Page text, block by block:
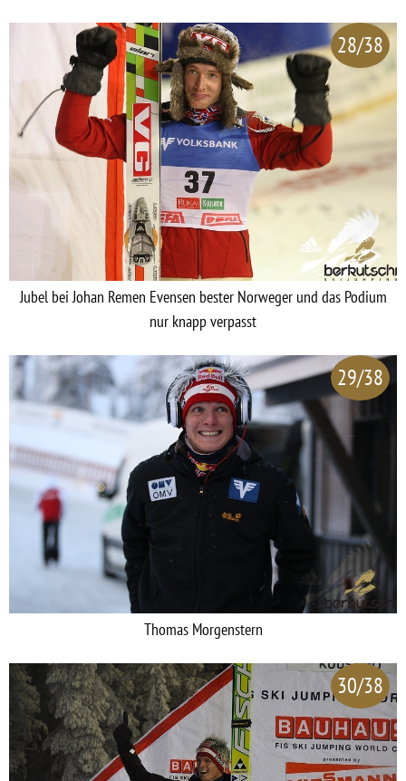
28/38
Jubel bei Johan Remen Evensen bester Norweger und das Podium
nur knapp verpasst
29/38
Thomas Morgenstern
30/38